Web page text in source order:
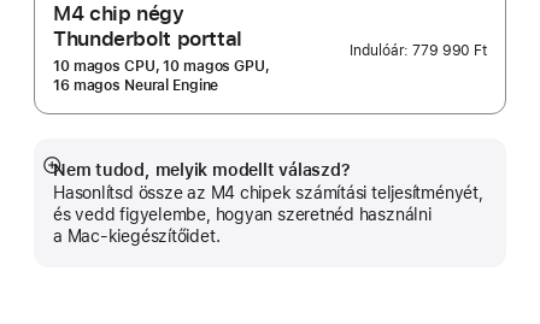
M4 chip négy
Thunderbolt porttal
10 magos CPU, 10 magos GPU,
16 magos Neural Engine
Indulóár:779 990 Ft
Nem tudod, melyik modellt válaszd?
Hasonlítsd össze az M4 chipek számítási teljesítményét,
és vedd figyelembe, hogyan szeretnéd használni
a Mac-kiegészítőidet.
Bővebb
információ